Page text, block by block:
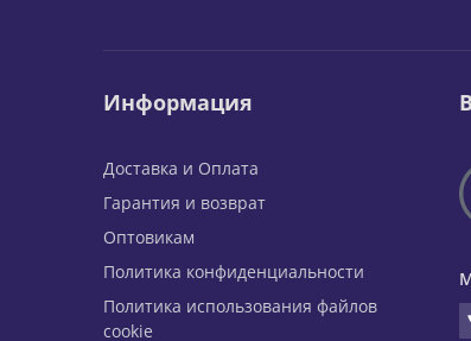
Информация
Доставка и Оплата
Гарантия и возврат
Оптовикам
Политика конфиденциальности
Политика использования файлов
cookie